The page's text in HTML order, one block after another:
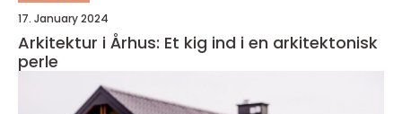
17. January 2024
Arkitektur i Århus: Et kig ind i en arkitektonisk
perle